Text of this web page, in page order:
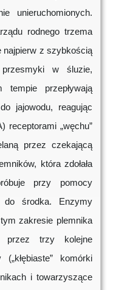
unieruchomionych.
rodnego trzema
najpierw z szybkością
w śluzie,
przepływają
jajowodu, reagując
receptorami „węchu”
przez czekającą
która zdołała
przy pomocy
do środka. Enzymy
zakresie plemnika
przez trzy kolejne
komórki
i towarzyszące